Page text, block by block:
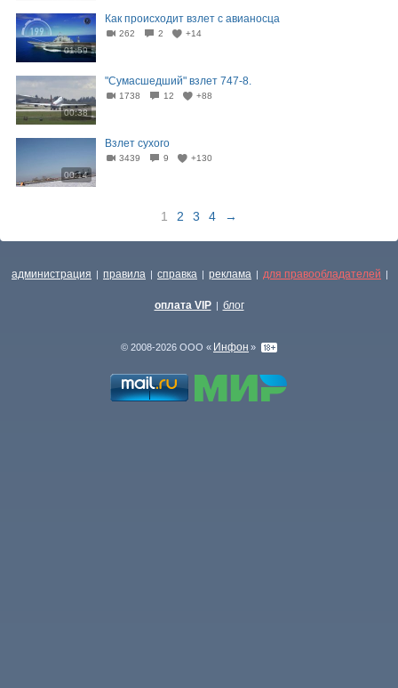
01:59
Как происходит взлет с авианосца
262 2 +14
00:38
"Cумасшедший" взлет 747-8.
1738 12 +88
00:14
Взлет сухого
3439 9 +130
1 2 3 4 →
администрация | правила | справка | реклама | для правообладателей |
оплата VIP | блог
© 2008-2026 ООО « Инфон »